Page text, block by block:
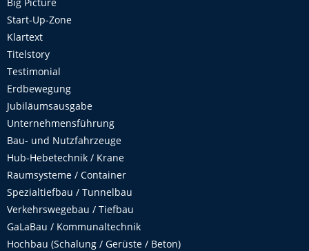
Start-Up-Zone
Klartext
Titelstory
Testimonial
Erdbewegung
Jubiläumsausgabe
Unternehmensführung
Bau- und Nutzfahrzeuge
Hub-Hebetechnik / Krane
Raumsysteme / Container
Spezialtiefbau / Tunnelbau
Verkehrswegebau / Tiefbau
GaLaBau / Kommunaltechnik
Hochbau (Schalung / Gerüste / Beton)